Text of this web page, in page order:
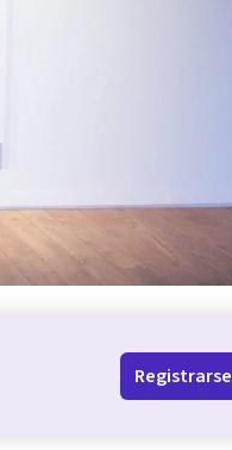
Registrarse